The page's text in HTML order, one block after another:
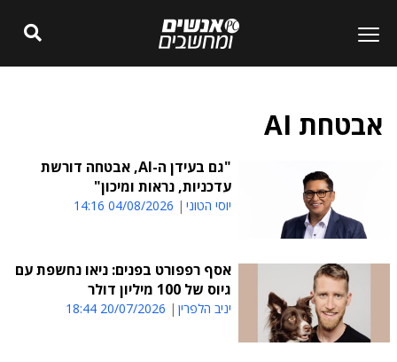
אבטחת AI
"גם בעידן ה-AI, אבטחה דורשת
עדכניות, נראות ומיכון"
יוסי הטוני 04/08/2026 14:16
אסף רפפורט בפנים: ניאו נחשפת עם
גיוס של 100 מיליון דולר
יניב הלפרין 20/07/2026 18:44